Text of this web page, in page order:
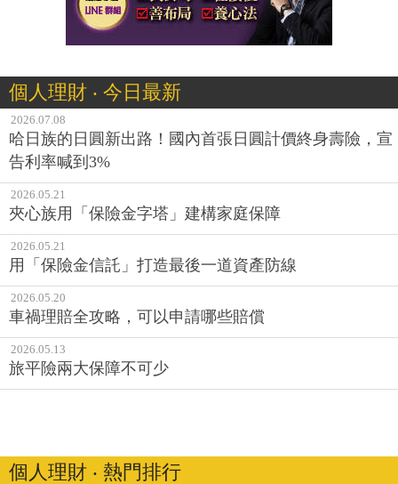
個人理財 ‧ 今日最新
2026.07.08
哈日族的日圓新出路！國內首張日圓計價終身壽險，宣
告利率喊到3%
2026.05.21
夾心族用「保險金字塔」建構家庭保障
2026.05.21
用「保險金信託」打造最後一道資產防線
2026.05.20
車禍理賠全攻略，可以申請哪些賠償
2026.05.13
旅平險兩大保障不可少
個人理財 ‧ 熱門排行